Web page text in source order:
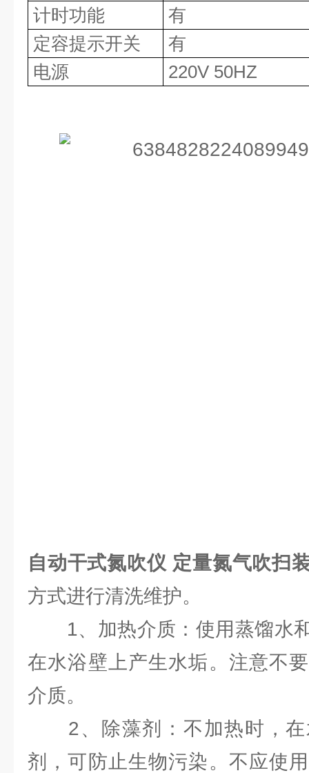
计时功能
有
定容提示开关
有
电源
220V 50HZ
自动干式氮吹仪 定量氮气吹扫
方式进行清洗维护。
1、加热介质：使用蒸馏水
在水浴壁上产生水垢。注意不
介质。
2、除藻剂：不加热时，在
剂，可防止生物污染。不应使